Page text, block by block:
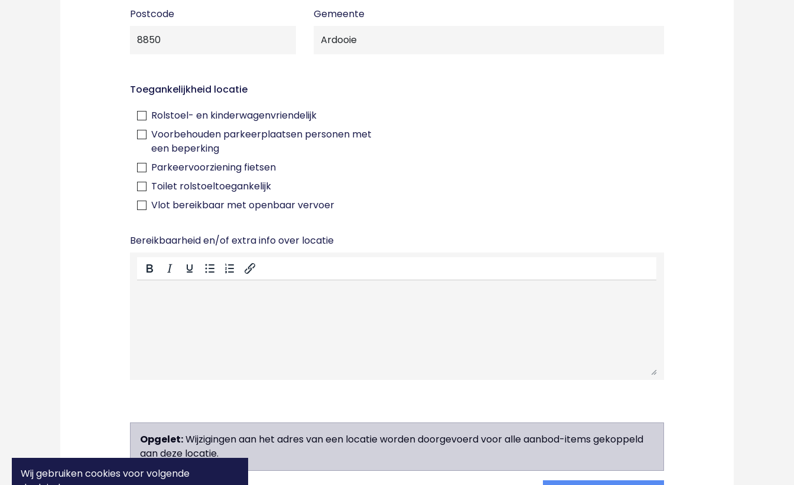
Postcode Gemeente
Toegankelijkheid locatie
Rolstoel- en kinderwagenvriendelijk
Voorbehouden parkeerplaatsen personen met
een beperking
Parkeervoorziening fietsen
Toilet rolstoeltoegankelijk
Vlot bereikbaar met openbaar vervoer
Bereikbaarheid en/of extra info over locatie
Opgelet:Wijzigingen aan het adres van een locatie worden doorgevoerd voor alle aanbod-items gekoppeld
aan deze locatie.
Wij gebruiken cookies voor volgende